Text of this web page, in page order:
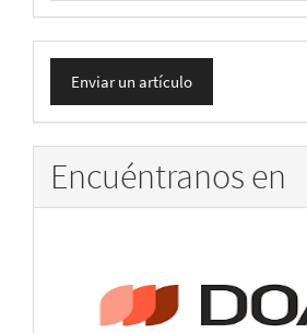
Enviar
un
artículo
Enviar un artículo
Encuéntranos en